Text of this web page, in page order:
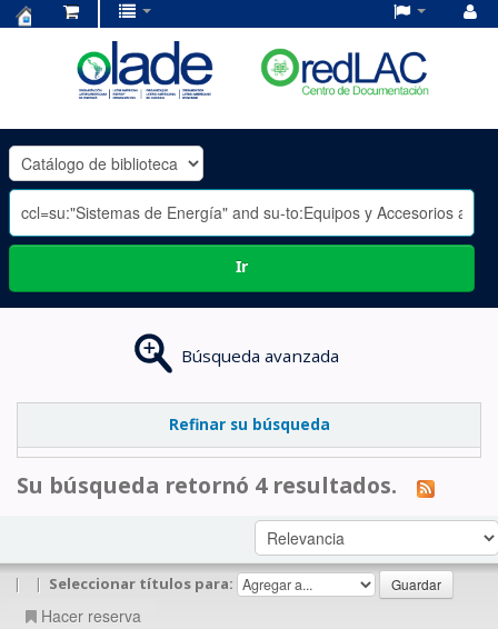
OLADE
-
Ir
Búsqueda avanzada
Refinar su búsqueda
Su búsqueda retornó 4 resultados.
| | Seleccionar títulos para:
Hacer reserva